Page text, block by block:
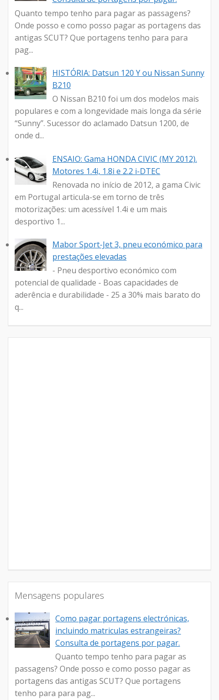
Quanto tempo tenho para pagar as passagens?
Onde posso e como posso pagar as portagens das
antigas SCUT? Que portagens tenho para para
pag...
HISTÓRIA: Datsun 120 Y ou Nissan Sunny
B210
O Nissan B210 foi um dos modelos mais
populares e com a longevidade mais longa da série
“Sunny”. Sucessor do aclamado Datsun 1200, de
onde d...
ENSAIO: Gama HONDA CIVIC (MY 2012).
Motores 1.4i, 1.8i e 2.2 i-DTEC
Renovada no início de 2012, a gama Civic
em Portugal articula-se em torno de três
motorizações: um acessível 1.4i e um mais
desportivo 1...
Mabor Sport-Jet 3, pneu económico para
prestações elevadas
- Pneu desportivo económico com
potencial de qualidade - Boas capacidades de
aderência e durabilidade - 25 a 30% mais barato do
q...
Mensagens populares
Como pagar portagens electrónicas,
incluindo matriculas estrangeiras?
Consulta de portagens por pagar.
Quanto tempo tenho para pagar as
passagens? Onde posso e como posso pagar as
portagens das antigas SCUT? Que portagens
tenho para para pag...